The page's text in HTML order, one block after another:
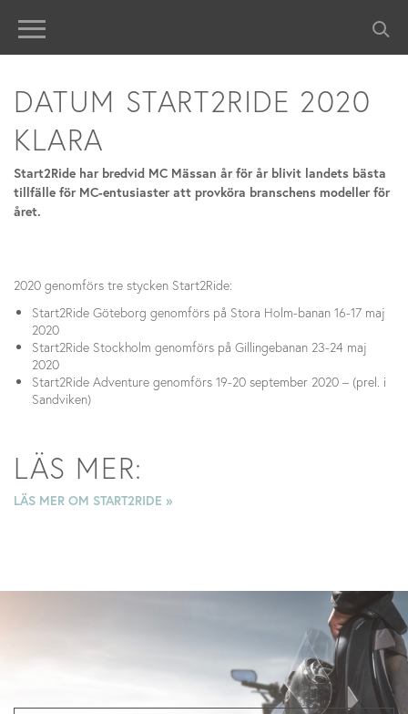
DATUM START2RIDE 2020
KLARA
Start2Ride har bredvid MC Mässan år för år blivit landets bästa
tillfälle för MC-entusiaster att provköra branschens modeller för
året.
2020 genomförs tre stycken Start2Ride:
Start2Ride Göteborg genomförs på Stora Holm-banan 16-17 maj
2020
Start2Ride Stockholm genomförs på Gillingebanan 23-24 maj
2020
Start2Ride Adventure genomförs 19-20 september 2020 – (prel. i
Sandviken)
LÄS MER:
LÄS MER OM START2RIDE »